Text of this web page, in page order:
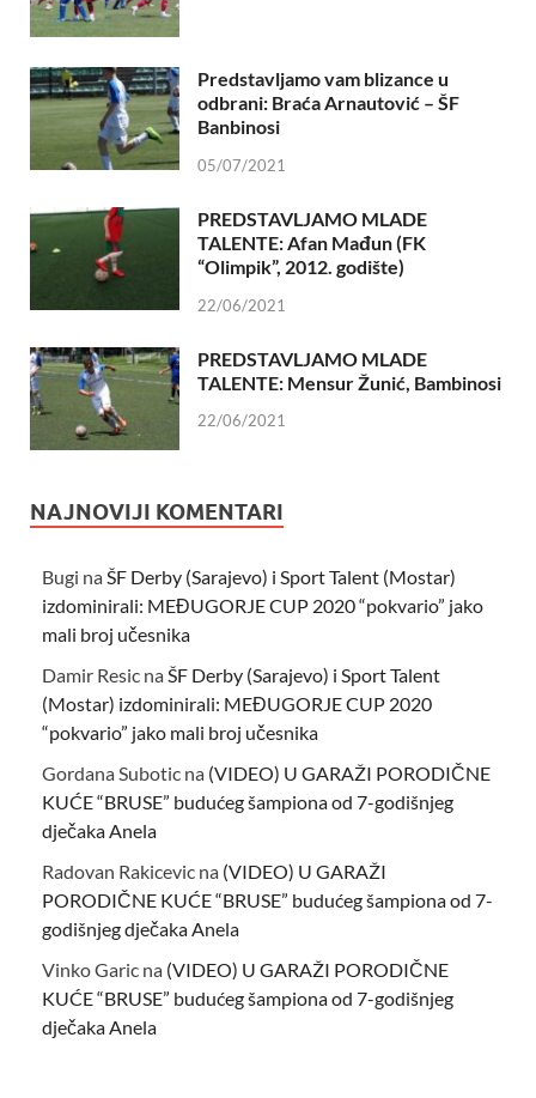
Predstavljamo vam blizance u
odbrani: Braća Arnautović – ŠF
Banbinosi
05/07/2021
PREDSTAVLJAMO MLADE
TALENTE: Afan Mađun (FK
“Olimpik”, 2012. godište)
22/06/2021
PREDSTAVLJAMO MLADE
TALENTE: Mensur Žunić, Bambinosi
22/06/2021
NAJNOVIJI KOMENTARI
Bugi na ŠF Derby (Sarajevo) i Sport Talent (Mostar)
izdominirali: MEĐUGORJE CUP 2020 “pokvario” jako
mali broj učesnika
Damir Resic na ŠF Derby (Sarajevo) i Sport Talent
(Mostar) izdominirali: MEĐUGORJE CUP 2020
“pokvario” jako mali broj učesnika
Gordana Subotic na (VIDEO) U GARAŽI PORODIČNE
KUĆE “BRUSE” budućeg šampiona od 7-godišnjeg
dječaka Anela
Radovan Rakicevic na (VIDEO) U GARAŽI
PORODIČNE KUĆE “BRUSE” budućeg šampiona od 7-
godišnjeg dječaka Anela
Vinko Garic na (VIDEO) U GARAŽI PORODIČNE
KUĆE “BRUSE” budućeg šampiona od 7-godišnjeg
dječaka Anela